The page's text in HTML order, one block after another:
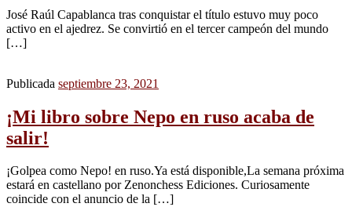
José Raúl Capablanca tras conquistar el título estuvo muy poco
activo en el ajedrez. Se convirtió en el tercer campeón del mundo
[…]
Publicada septiembre 23, 2021
¡Mi libro sobre Nepo en ruso acaba de
salir!
¡Golpea como Nepo! en ruso.Ya está disponible,La semana próxima
estará en castellano por Zenonchess Ediciones. Curiosamente
coincide con el anuncio de la […]